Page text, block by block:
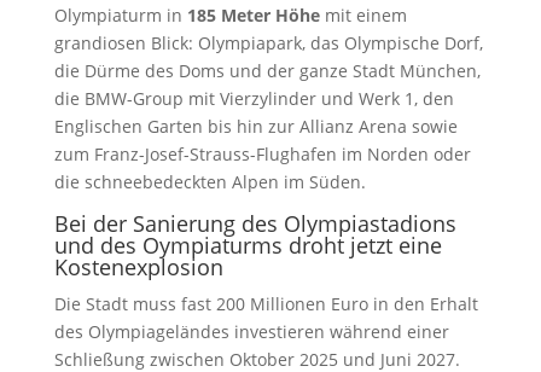
Olympiaturm in 185 Meter Höhe mit einem
grandiosen Blick: Olympiapark, das Olympische Dorf,
die Dürme des Doms und der ganze Stadt München,
die BMW-Group mit Vierzylinder und Werk 1, den
Englischen Garten bis hin zur Allianz Arena sowie
zum Franz-Josef-Strauss-Flughafen im Norden oder
die schneebedeckten Alpen im Süden.
Bei der Sanierung des Olympiastadions
und des Oympiaturms droht jetzt eine
Kostenexplosion
Die Stadt muss fast 200 Millionen Euro in den Erhalt
des Olympiageländes investieren während einer
Schließung zwischen Oktober 2025 und Juni 2027.